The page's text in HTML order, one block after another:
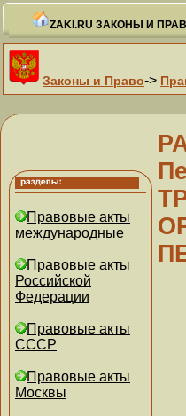
ZAKI.RU ЗАКОНЫ И
Законы и Право->
Правовые акты
международные
Правовые акты
Российской
Федерации
Правовые акты
СССР
Правовые акты
Москвы